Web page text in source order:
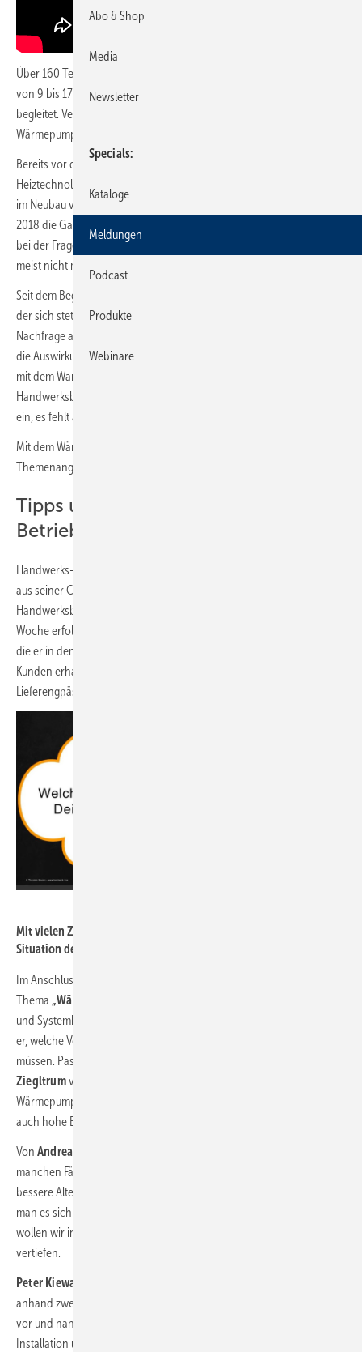
Über 160 Teilnehmer haben haustec.de und SBZ am 28. Oktober 2022
von 9 bis 17 Uhr durch zahlreiche Fachvorträge und Gespräche
begleitet. Verbunden hat die Beiträge das gemeinsame Trendthema
Wärmepumpe.
Bereits vor der Energiekrise ist die Wärmepumpe als alternative
Heiztechnologie im deutschen Wärmemarkt angekommen. Vor allem
im Neubau verzeichnet sie seit Jahren starken Zuwachs und hat seit
2018 die Gasheizung als am meisten verbaute Technik abgelöst. Auch
bei der Frage nach Wärmepumpen als Heizsystem im Bestand geht es
meist nicht mehr ums „ob“, sondern ums „wie“.
Seit dem Beginn des russischen Angriffskrieges gegen die Ukraine und
der sich stetig verschärfenden Gaskrise explodiert jedoch die
Nachfrage auf Kundenseite. Schon zuvor waren SHK-Betriebe durch
die Auswirkungen des Klimawandels und die deutsche Förderpolitik
mit dem Wandel im Heizungsmarkt konfrontiert. Viele der
Handwerksbetriebe steigen jedoch erst in den Wärmepumpen-Markt
ein, es fehlt an Know-how und – natürlich – an Fachkräften.
Mit dem Wärmepumpen-Tag konnten wir unseren Lesern ein breites
Themenangebot rund um die Technik machen.
Tipps und Ideen für den
Betriebsalltag
Handwerks-Coach
aus seiner Coaching-Praxis: Mit seiner Hilfe schaffen kleine wie große
Handwerksbetriebe, vier bis vierzig Anfragen zu Wärmepumpen pro
Woche erfolgreich zu verwalten. Durch die systematischen Ansätze,
die er in den Unternehmen implementiert, bleibt der gute Kontakt zum
Kunden erhalten und wird – ganz nebenbei – auch das Problem der
Lieferengpässe mit gelöst.
Mit vielen Zwischenfragen band Thorsten Moortz die aktuelle
Situation der Teilnehmer in seinen Vortrag ein.
Im Anschluss gab
Thema „Wärmepumpe im Bestand“
und Systemkombinationen vor. Anhand praktischer Beispiele zeigte
er, welche Voraussetzungen für die Nachrüstung gegeben sein
müssen. Passend hierzu gab es auch den Vortrag von
Ziegltrumvon der Wolf GmbH – „Altbausanierung mit Luft/Wasser-
Wärmepumpe – es geht! Warum moderne Luft/Wasser-Wärmepumpen
auch hohe Effizienz schaffen.“
Von Andreas Wimmer
manchen Fällen komplett
bessere Alternative sind. Und auch technisch nicht so aufwendig wie
man es sich vielleicht beim ersten Hören vorstellt. Dieses Thema
wollen wir in einem ausführlichen Fachbeitrag auf haustec.de
vertiefen.
Peter Kiewardt
anhand zweier Projekte das Wärmepumpen-Portfolio von Remeha
vor und nannte im Interview die
Installation und Planung von Wärmepumpen gemacht werden.
Abo & Shop
Media
Newsletter
Specials
Kataloge
Meldungen
Podcast
Produkte
Webinare